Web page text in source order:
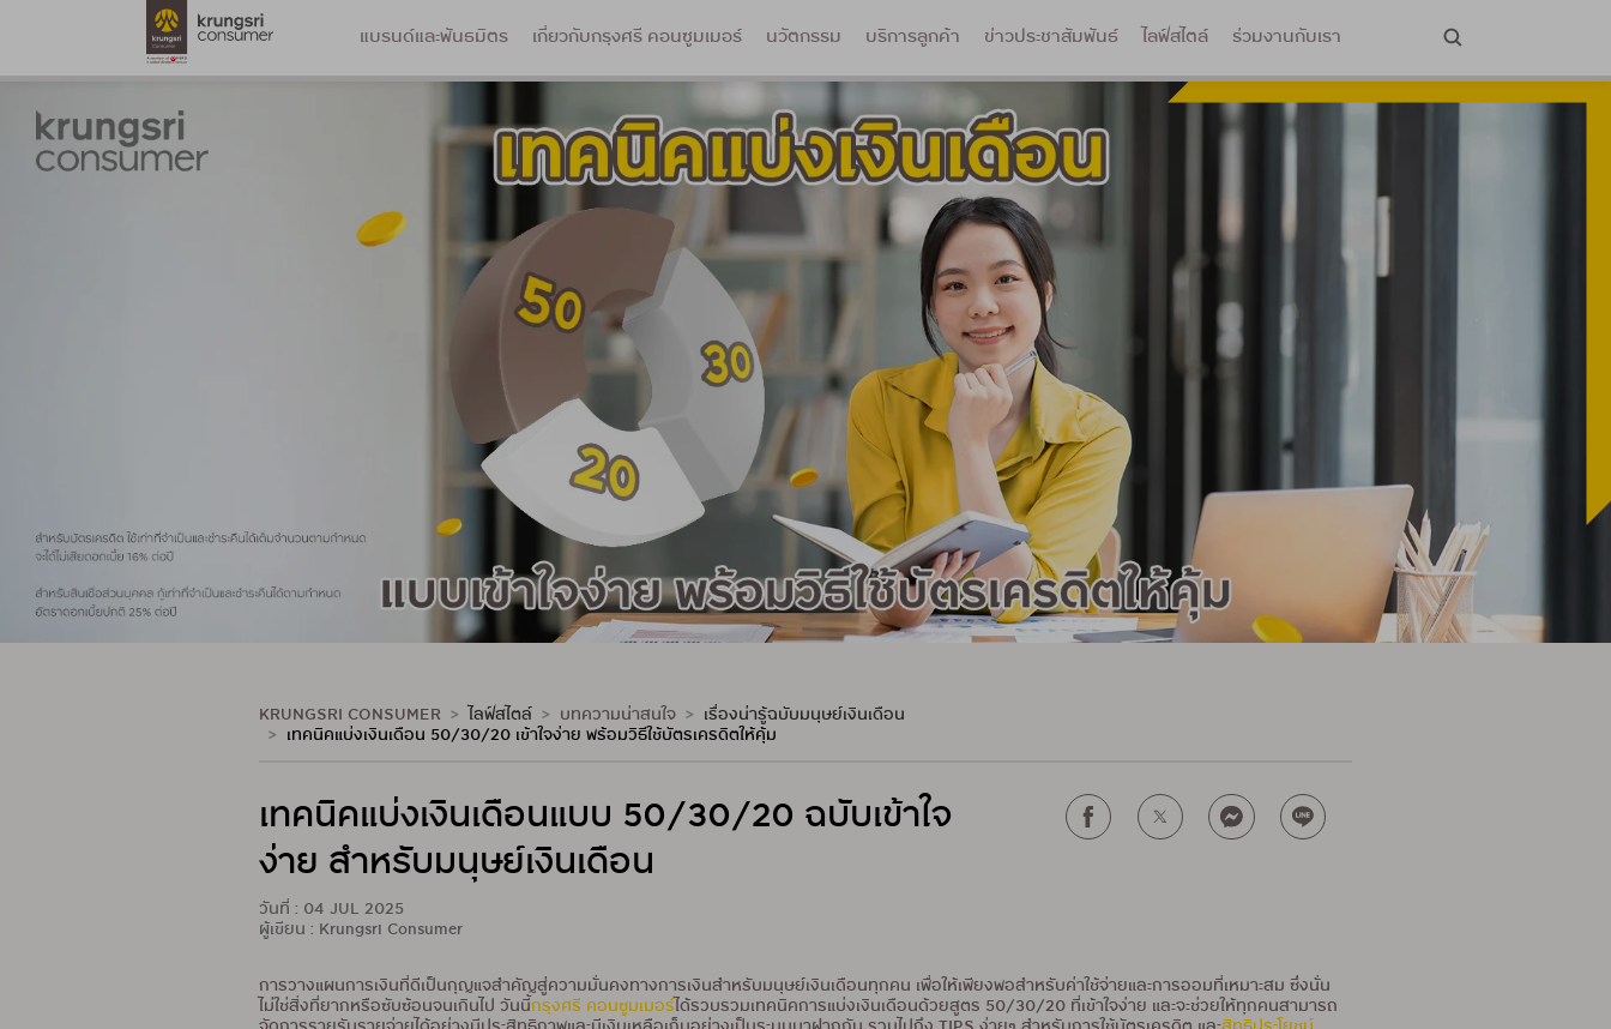
แบรนด์และพันธมิตร เกี่ยวกับกรุงศรี คอนซูมเมอร์ นวัตกรรม บริการลูกค้า ข่าวประชาสัมพันธ์ ไลฟ์สไตล์ ร่วมงานกับเรา
KRUNGSRI CONSUMER ไลฟ์สไตล์ บทความน่าสนใจ
เรื่องน่ารู้ฉบับมนุษย์เงินเดือน
เทคนิคแบ่งเงินเดือน 50/30/20 เข้าใจง่าย พร้อมวิธีใช้บัตรเครดิตให้คุ้ม
เทคนิคแบ่งเงินเดือนแบบ 50/30/20 ฉบับเข้าใจ
ง่าย สำหรับมนุษย์เงินเดือน
วันที่ : 04 JUL 2025
ผู้เขียน : Krungsri Consumer
การวางแผนการเงินที่ดีเป็นกุญแจสำคัญสู่ความมั่นคงทางการเงินสำหรับมนุษย์เงินเดือนทุกคน เพื่อให้เพียงพอสำหรับค่าใช้จ่ายและการออมที่เหมาะสม ซึ่งนั่น
ไม่ใช่สิ่งที่ยากหรือซับซ้อนจนเกินไป วันนี้กรุงศรี คอนซูมเมอร์ได้รวบรวมเทคนิคการแบ่งเงินเดือนด้วยสูตร 50/30/20 ที่เข้าใจง่าย และจะช่วยให้ทุกคนสามารถ